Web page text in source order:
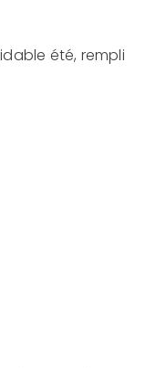
été, rempli